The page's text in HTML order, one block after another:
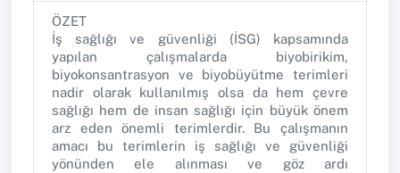
ÖZET
İş sağlığı ve güvenliği (İSG) kapsamında
yapılan çalışmalarda biyobirikim,
biyokonsantrasyon ve biyobüyütme terimleri
nadir olarak kullanılmış olsa da hem çevre
sağlığı hem de insan sağlığı için büyük önem
arz eden önemli terimlerdir. Bu çalışmanın
amacı bu terimlerin iş sağlığı ve güvenliği
yönünden ele alınması ve göz ardı